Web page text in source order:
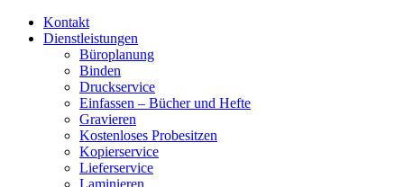
Kontakt
Dienstleistungen
Büroplanung
Binden
Druckservice
Einfassen – Bücher und Hefte
Gravieren
Kostenloses Probesitzen
Kopierservice
Lieferservice
Laminieren